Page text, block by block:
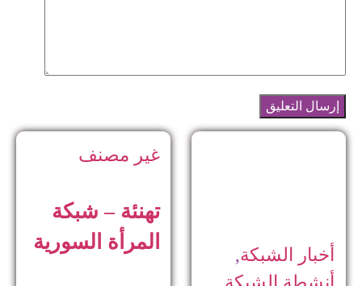
أخبار الشبكة,
غير مصنف
تهنئة – شبكة
المرأة السورية